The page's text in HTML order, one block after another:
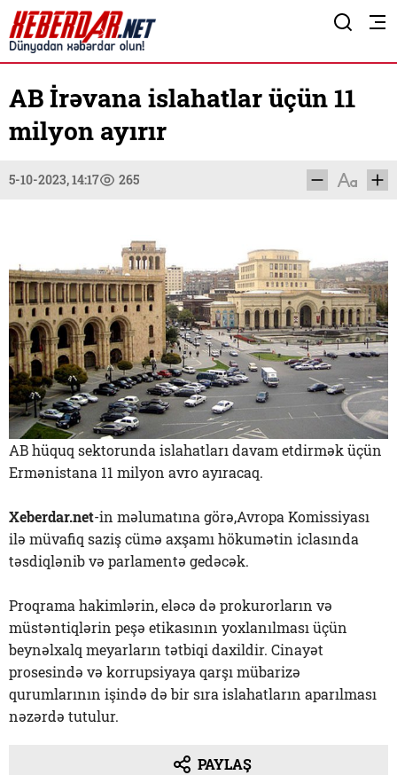
AB İrəvana islahatlar üçün 11
milyon ayırır
5-10-2023, 14:17 265
AB hüquq sektorunda islahatları davam etdirmək üçün
Ermənistana 11 milyon avro ayıracaq.
Xeberdar.net-in məlumatına görə,Avropa Komissiyası
ilə müvafiq saziş cümə axşamı hökumətin iclasında
təsdiqlənib və parlamentə gedəcək.
Proqrama hakimlərin, eləcə də prokurorların və
müstəntiqlərin peşə etikasının yoxlanılması üçün
beynəlxalq meyarların tətbiqi daxildir. Cinayət
prosesində və korrupsiyaya qarşı mübarizə
qurumlarının işində də bir sıra islahatların aparılması
nəzərdə tutulur.
PAYLAŞ